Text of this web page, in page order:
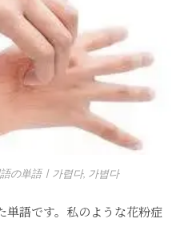
の単語ㅣ가렵다, 가볍다
単語です。私のような花粉症